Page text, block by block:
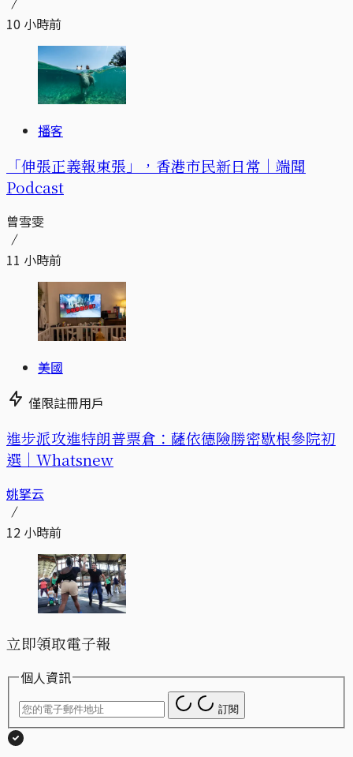
10 小時前
播客
「伸張正義報東張」，香港市民新日常｜端聞
Podcast
曾雪雯
11 小時前
美國
僅限註冊用戶
進步派攻進特朗普票倉：薩依德險勝密歇根參院初
選｜Whatsnew
姚拏云
12 小時前
立即領取電子報
個人資訊
訂閱